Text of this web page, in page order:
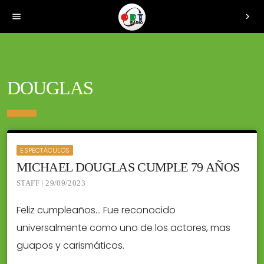
menu chevron_right
DOUGLAS
ESPECTÁCULOS
MICHAEL DOUGLAS CUMPLE 79 AÑOS
STAFF | 29/09/2023
Feliz cumpleaños… Fue reconocido
universalmente como uno de los actores, mas
guapos y carismáticos.